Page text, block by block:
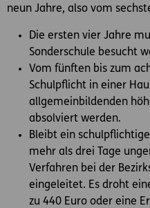
neun Jahre, also vom
Die ersten vier Jahre
Sonderschule besucht
Vom fünften bis zum
Schulpflicht in einer
allgemeinbildenden
absolviert werden.
Bleibt ein
mehr als drei Tage
Verfahren bei der
eingeleitet. Es droht
zu 440 Euro oder eine